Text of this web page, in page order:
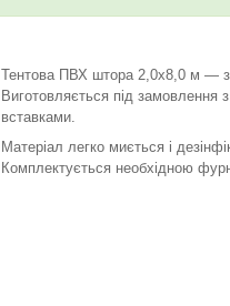
Тентова ПВХ штора 2,0х8,0 м —
Виготовляється під замовлення
вставками.
Матеріал легко миється і
Комплектується необхідною